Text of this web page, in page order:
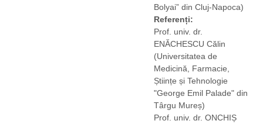
Bolyai” din Cluj-Napoca)
Referenți:
Prof. univ. dr.
ENĂCHESCU Călin
(Universitatea de
Medicină, Farmacie,
Științe și Tehnologie
"George Emil Palade" din
Târgu Mureș)
Prof. univ. dr. ONCHIȘ